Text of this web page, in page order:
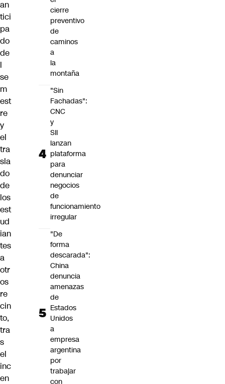
an
tici
pa
do
de
l
se
m
est
re
y
el
tra
sla
do
de
los
est
ud
ian
tes
a
otr
os
re
cin
to,
tra
s
el
inc
en
cierre
preventivo
de
caminos
a
la
montaña
"Sin
Fachadas":
CNC
y
SII
lanzan
plataforma
para
denunciar
negocios
de
funcionamiento
irregular
"De
forma
descarada":
China
denuncia
amenazas
de
Estados
Unidos
a
empresa
argentina
por
trabajar
con